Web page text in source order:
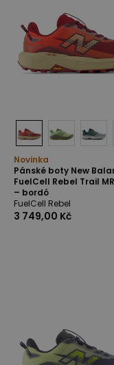
Novinka
Pánské boty New
FuelCell Rebel Trail
– bordó
FuelCell Rebel
3 749,00 Kč